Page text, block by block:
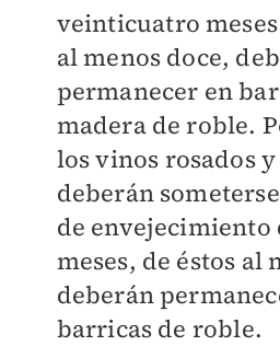
veinticuatro
al menos doce,
permanecer en
madera de roble.
los vinos rosados
deberán
de envejecimiento
meses, de éstos al
deberán
barricas de roble.